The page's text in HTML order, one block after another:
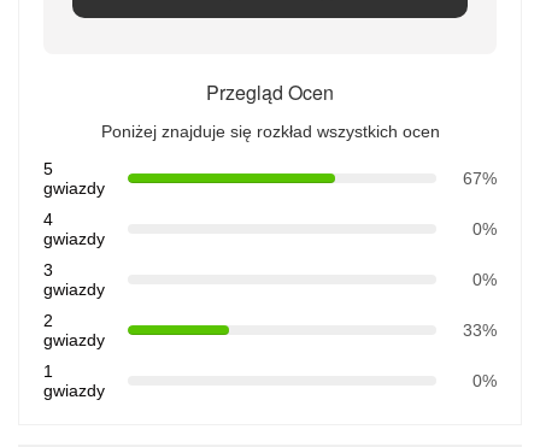
Przegląd Ocen
Poniżej znajduje się rozkład wszystkich ocen
5
gwiazdy
67%
4
gwiazdy
0%
3
gwiazdy
0%
2
gwiazdy
33%
1
gwiazdy
0%